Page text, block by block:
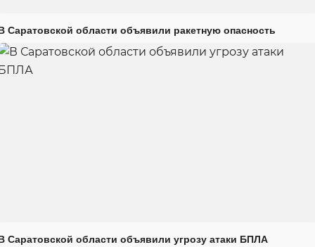
Саратовской области объявили ракетную опасность
Саратовской области объявили угрозу атаки БПЛА